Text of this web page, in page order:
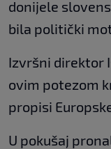
donijele
bila politički
Izvršni direktor
ovim potezom
propisi
U pokušaj